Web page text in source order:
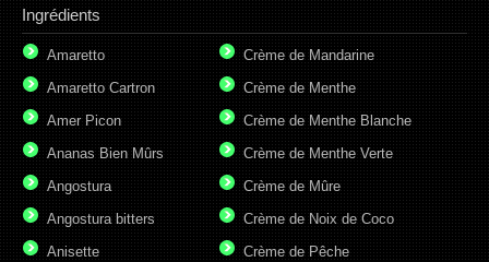
Ingrédients
Amaretto
Amaretto Cartron
Amer Picon
Ananas Bien Mûrs
Angostura
Angostura bitters
Anisette
Crème de Mandarine
Crème de Menthe
Crème de Menthe Blanche
Crème de Menthe Verte
Crème de Mûre
Crème de Noix de Coco
Crème de Pêche